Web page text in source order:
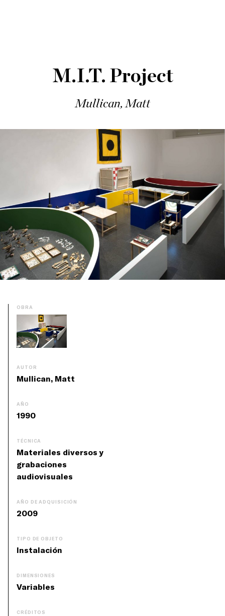
M.I.T. Project
Mullican, Matt
OBRA
AUTOR
Mullican, Matt
AÑO
1990
TÉCNICA
Materiales diversos y
grabaciones
audiovisuales
AÑO DE ADQUISICIÓN
2009
TIPO DE OBJETO
Instalación
DIMENSIONES
Variables
CRÉDITOS